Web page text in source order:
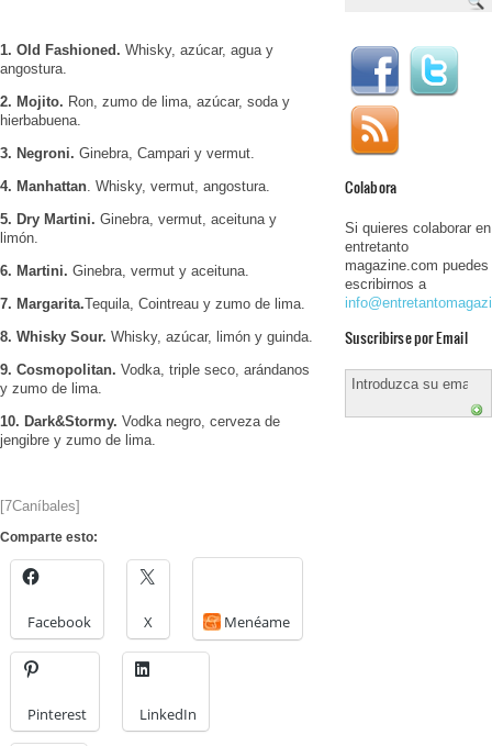
1. Old Fashioned. Whisky, azúcar, agua y
angostura.
2. Mojito. Ron, zumo de lima, azúcar, soda y
hierbabuena.
3. Negroni. Ginebra, Campari y vermut.
4. Manhattan. Whisky, vermut, angostura.
5. Dry Martini. Ginebra, vermut, aceituna y
limón.
6. Martini. Ginebra, vermut y aceituna.
7. Margarita.Tequila, Cointreau y zumo de lima.
8. Whisky Sour. Whisky, azúcar, limón y guinda.
9. Cosmopolitan. Vodka, triple seco, arándanos
y zumo de lima.
10. Dark&Stormy. Vodka negro, cerveza de
jengibre y zumo de lima.
[7Caníbales]
Comparte esto:
Facebook X Menéame
Pinterest LinkedIn
Colabora
Si quieres colaborar en
entretanto
magazine.com puedes
escribirnos a
Suscribirse por Email